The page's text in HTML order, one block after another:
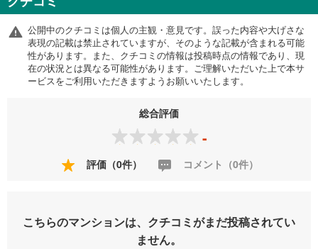
公開中のクチコミは個人の主観・意見です。誤った内容や大げさな
表現の記載は禁止されていますが、そのような記載が含まれる可能
性があります。また、クチコミの情報は投稿時点の情報であり、現
在の状況とは異なる可能性があります。ご理解いただいた上で本サ
ービスをご利用いただきますようお願いいたします。
総合評価
-
評価（0件） コメント（0件）
こちらのマンションは、クチコミがまだ投稿されてい
ません。